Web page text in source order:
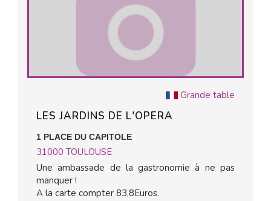
Grande table
LES JARDINS DE L'OPERA
1 PLACE DU CAPITOLE
31000 TOULOUSE
Une ambassade de la gastronomie à ne pas
manquer !
A la carte compter 83,8Euros.